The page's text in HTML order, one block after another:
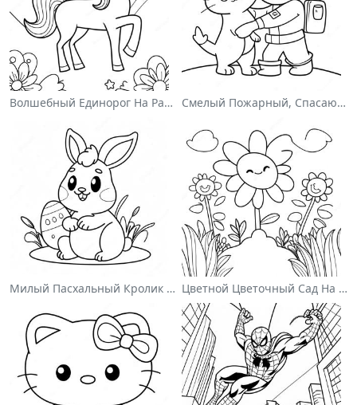
Волшебный Единорог На Раскраске С Радугой Смелый Пожарный, Спасающий Кота Раскраска
Милый Пасхальный Кролик На Раскраске Цветной Цветочный Сад На Раскраске